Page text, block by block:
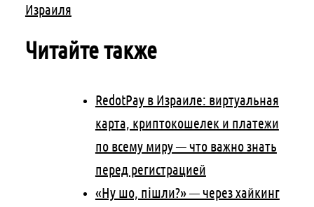
Израиля
Читайте также
RedotPay в Израиле: виртуальная
карта, криптокошелек и платежи
по всему миру — что важно знать
перед регистрацией
«Ну шо, пішли?» — через хайкинг